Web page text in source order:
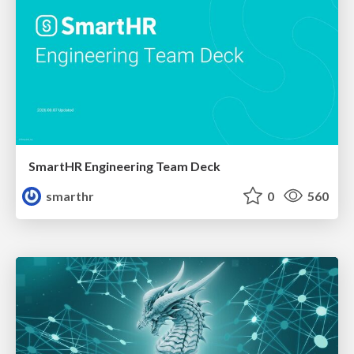
SmartHR Engineering Team Deck
smarthr
0 560